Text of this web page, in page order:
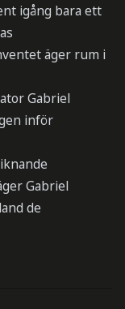
igång bara ett
äger rum i
Gabriel
inför
Gabriel
de